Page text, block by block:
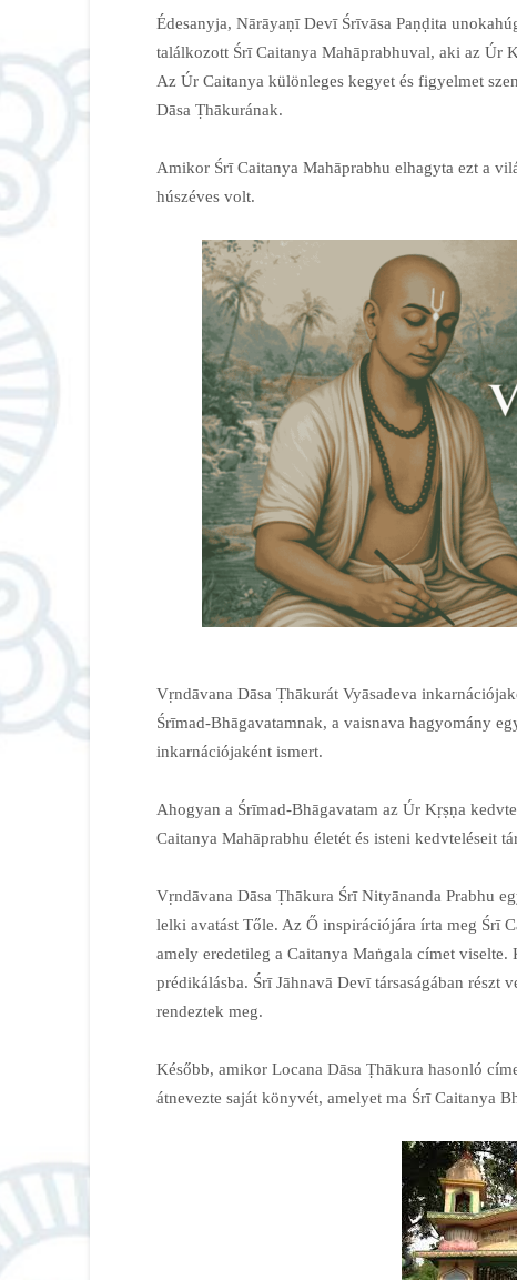
Édesanyja, Nārāyaṇī Devī Śrīvāsa Paṇḍita
találkozott Śrī Caitanya Mahāprabhuval, aki az Úr
Az Úr Caitanya különleges kegyet és figyelmet
Dāsa Ṭhākurának.
Amikor Śrī Caitanya Mahāprabhu elhagyta ezt a
húszéves volt.
Vṛndāvana Dāsa Ṭhākurát Vyāsadeva
Śrīmad-Bhāgavatamnak, a vaisnava hagyomány
inkarnációjaként ismert.
Ahogyan a Śrīmad-Bhāgavatam az Úr Kṛṣṇa
Caitanya Mahāprabhu életét és isteni kedvteléseit
Vṛndāvana Dāsa Ṭhākura Śrī Nityānanda Prabhu
lelki avatást Tőle. Az Ő inspirációjára írta meg Śrī
amely eredetileg a Caitanya Maṅgala címet
prédikálásba. Śrī Jāhnavā Devī társaságában részt
rendeztek meg.
Később, amikor Locana Dāsa Ṭhākura hasonló
átnevezte saját könyvét, amelyet ma Śrī Caitanya